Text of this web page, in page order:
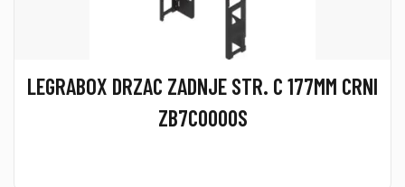
LEGRABOX DRZAC ZADNJE STR. C 177MM CRNI
ZB7C0000S